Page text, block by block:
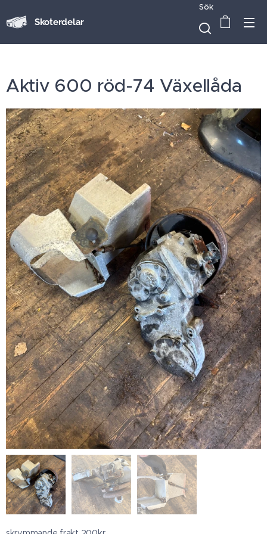
Skoterdelar
Sök
Aktiv 600 röd-74 Växellåda